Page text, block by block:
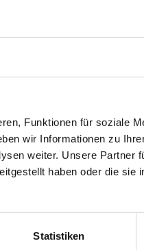
Funktionen für soziale
wir Informationen zu
weiter. Unsere Partner
haben oder die sie
Statistiken